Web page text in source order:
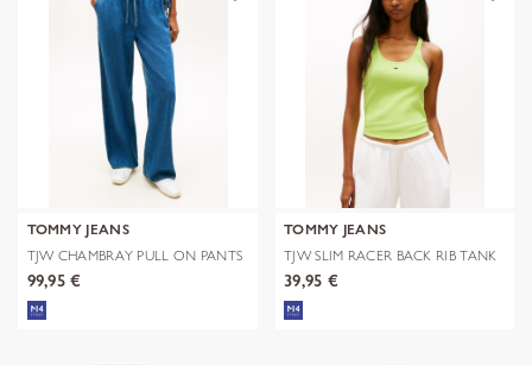
TOMMY JEANS
TJW CHAMBRAY PULL ON PANTS
99,95 €
TOMMY JEANS
TJW SLIM RACER BACK RIB TANK
39,95 €